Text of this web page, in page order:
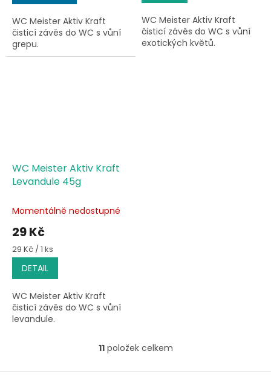
WC Meister Aktiv Kraft
čisticí závěs do WC s vůní
grepu.
WC Meister Aktiv Kraft
čisticí závěs do WC s vůní
exotických květů.
WC Meister Aktiv Kraft
Levandule 45g
Momentálně nedostupné
29 Kč
Měrná
cena:
29 Kč / 1 ks
DETAIL
WC Meister Aktiv Kraft
čisticí závěs do WC s vůní
levandule.
O
l
11položek celkem
Z